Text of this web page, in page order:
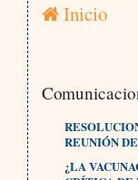
Inicio
REUNIÓN
¿LA